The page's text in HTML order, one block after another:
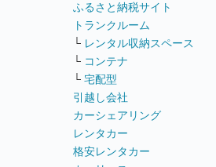
ふるさと納税サイト
トランクルーム
└ レンタル収納スペース
└ コンテナ
└ 宅配型
引越し会社
カーシェアリング
レンタカー
格安レンタカー